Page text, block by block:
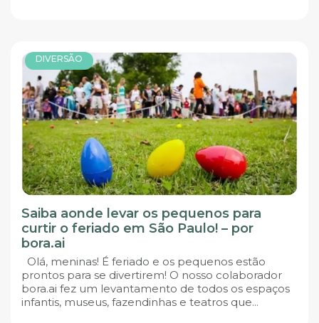
DIVERSÃO
Saiba aonde levar os pequenos para
curtir o feriado em São Paulo! – por
bora.ai
Olá, meninas! É feriado e os pequenos estão
prontos para se divertirem! O nosso colaborador
bora.ai fez um levantamento de todos os espaços
infantis, museus, fazendinhas e teatros que...